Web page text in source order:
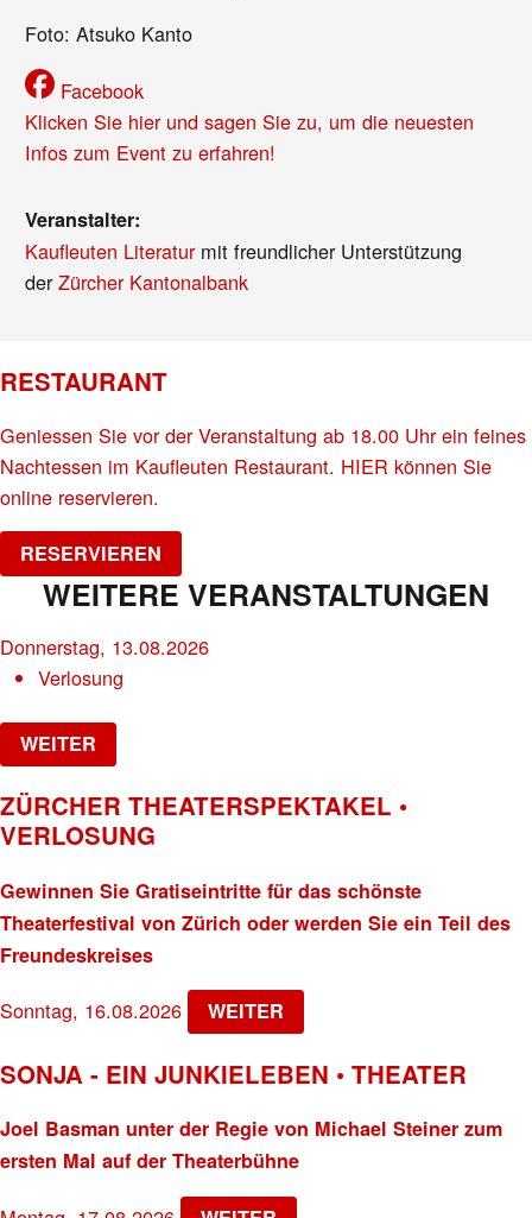
Foto: Atsuko Kanto
Facebook
Klicken Sie hier und sagen Sie zu, um die neuesten
Infos zum Event zu erfahren!
Veranstalter:
Kaufleuten Literaturmit freundlicher Unterstützung
derZürcher Kantonalbank
RESTAURANT
Geniessen Sie vor der Veranstaltung ab 18.00 Uhr ein feines
Nachtessen im Kaufleuten Restaurant. HIER können Sie
online reservieren.
RESERVIEREN
WEITERE VERANSTALTUNGEN
Donnerstag, 13.08.2026
Verlosung
WEITER
ZÜRCHER THEATERSPEKTAKEL •
VERLOSUNG
Gewinnen Sie Gratiseintritte für das schönste
Theaterfestival von Zürich oder werden Sie ein Teil des
Freundeskreises
Sonntag, 16.08.2026 WEITER
SONJA - EIN JUNKIELEBEN • THEATER
Joel Basman unter der Regie von Michael Steiner zum
ersten Mal auf der Theaterbühne